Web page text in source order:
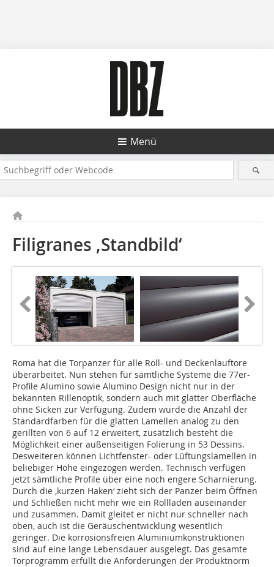
Menü
Filigranes ‚Standbild‘
Roma hat die Torpanzer für alle Roll- und Deckenlauftore
überarbeitet. Nun stehen für sämtliche Systeme die 77er-
Profile Alumino sowie Alumino Design nicht nur in der
bekannten Rillenoptik, sondern auch mit glatter Oberfläche
ohne Sicken zur Verfügung. Zudem wurde die Anzahl der
Standardfarben für die glatten Lamellen analog zu den
gerillten von 6 auf 12 erweitert, zusätzlich besteht die
Möglichkeit einer außenseitigen Folierung in 53 Dessins.
Desweiteren können Lichtfenster- oder Lüftungslamellen in
beliebiger Höhe eingezogen werden. Technisch verfügen
jetzt sämtliche Profile über eine noch engere Scharnierung.
Durch die ‚kurzen Haken‘ zieht sich der Panzer beim Öffnen
und Schließen nicht mehr wie ein Rollladen auseinander
und zusammen. Damit gleitet er nicht nur schneller nach
oben, auch ist die Geräuschentwicklung wesentlich
geringer. Die korrosionsfreien Aluminiumkonstruktionen
sind auf eine lange Lebensdauer ausgelegt. Das gesamte
Torprogramm erfüllt die Anforderungen der Produktnorm